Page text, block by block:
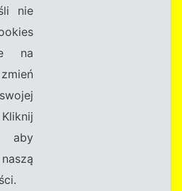
nie
na